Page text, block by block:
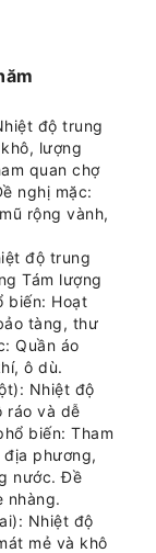
độ trung
lượng
quan chợ
nghị mặc:
rộng vành,
độ trung
Tám lượng
biến: Hoạt
tàng, thư
Quần áo
ô dù.
Nhiệt độ
ráo và dễ
biến: Tham
phương,
nước. Đề
nhàng.
Nhiệt độ
mẻ và khô